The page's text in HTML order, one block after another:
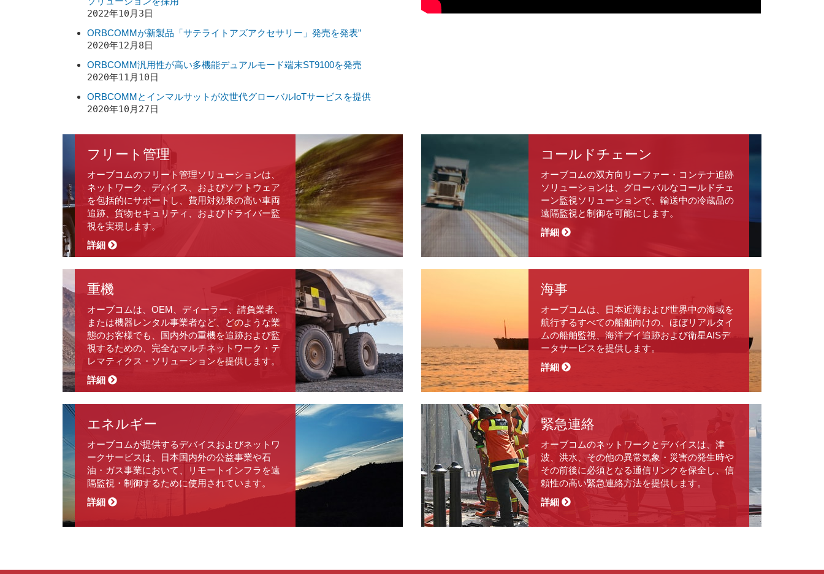
2022年10月3日
ORBCOMMが新製品「サテライトアズアクセサリー」発売を発表”
2020年12月8日
ORBCOMM汎用性が高い多機能デュアルモード端末ST9100を発売
2020年11月10日
ORBCOMMとインマルサットが次世代グローバルIoTサービスを提供
2020年10月27日
フリート管理
オーブコムのフリート管理ソリューションは、
ネットワーク、デバイス、およびソフトウェア
を包括的にサポートし、費用対効果の高い車両
追跡、貨物セキュリティ、およびドライバー監
視を実現します。
詳細
コールドチェーン
オーブコムの双方向リーファー・コンテナ追跡
ソリューションは、グローバルなコールドチェ
ーン監視ソリューションで、輸送中の冷蔵品の
遠隔監視と制御を可能にします。
詳細
重機
オーブコムは、OEM、ディーラー、請負業者、
または機器レンタル事業者など、どのような業
態のお客様でも、国内外の重機を追跡および監
視するための、完全なマルチネットワーク・テ
レマティクス・ソリューションを提供します。
詳細
海事
オーブコムは、日本近海および世界中の海域を
航行するすべての船舶向けの、ほぼリアルタイ
ムの船舶監視、海洋ブイ追跡および衛星AISデ
ータサービスを提供します。
詳細
エネルギー
オーブコムが提供するデバイスおよびネットワ
ークサービスは、日本国内外の公益事業や石
油・ガス事業において、リモートインフラを遠
隔監視・制御するために使用されています。
詳細
緊急連絡
オーブコムのネットワークとデバイスは、津
波、洪水、その他の異常気象・災害の発生時や
その前後に必須となる通信リンクを保全し、信
頼性の高い緊急連絡方法を提供します。
詳細